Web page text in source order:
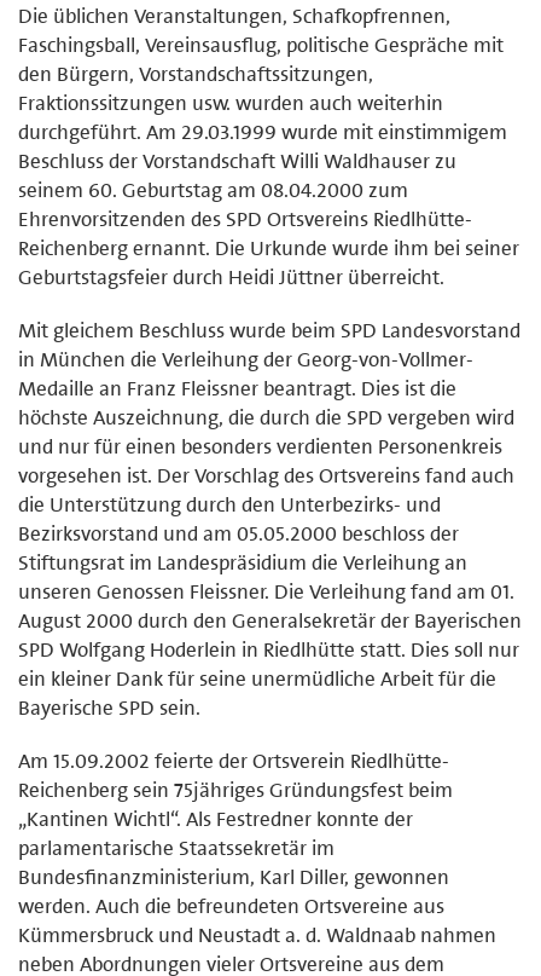
Die üblichen Veranstaltungen, Schafkopfrennen,
Faschingsball, Vereinsausflug, politische Gespräche mit
den Bürgern, Vorstandschaftssitzungen,
Fraktionssitzungen usw. wurden auch weiterhin
durchgeführt. Am 29.03.1999 wurde mit einstimmigem
Beschluss der Vorstandschaft Willi Waldhauser zu
seinem 60. Geburtstag am 08.04.2000 zum
Ehrenvorsitzenden des SPD Ortsvereins Riedlhütte-
Reichenberg ernannt. Die Urkunde wurde ihm bei seiner
Geburtstagsfeier durch Heidi Jüttner überreicht.
Mit gleichem Beschluss wurde beim SPD Landesvorstand
in München die Verleihung der Georg-von-Vollmer-
Medaille an Franz Fleissner beantragt. Dies ist die
höchste Auszeichnung, die durch die SPD vergeben wird
und nur für einen besonders verdienten Personenkreis
vorgesehen ist. Der Vorschlag des Ortsvereins fand auch
die Unterstützung durch den Unterbezirks- und
Bezirksvorstand und am 05.05.2000 beschloss der
Stiftungsrat im Landespräsidium die Verleihung an
unseren Genossen Fleissner. Die Verleihung fand am 01.
August 2000 durch den Generalsekretär der Bayerischen
SPD Wolfgang Hoderlein in Riedlhütte statt. Dies soll nur
ein kleiner Dank für seine unermüdliche Arbeit für die
Bayerische SPD sein.
Am 15.09.2002 feierte der Ortsverein Riedlhütte-
Reichenberg sein 75jähriges Gründungsfest beim
„Kantinen Wichtl“. Als Festredner konnte der
parlamentarische Staatssekretär im
Bundesfinanzministerium, Karl Diller, gewonnen
werden. Auch die befreundeten Ortsvereine aus
Kümmersbruck und Neustadt a. d. Waldnaab nahmen
neben Abordnungen vieler Ortsvereine aus dem